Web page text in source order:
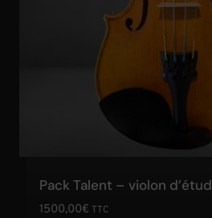
Pack Talent – violon
1500,00€ TTC